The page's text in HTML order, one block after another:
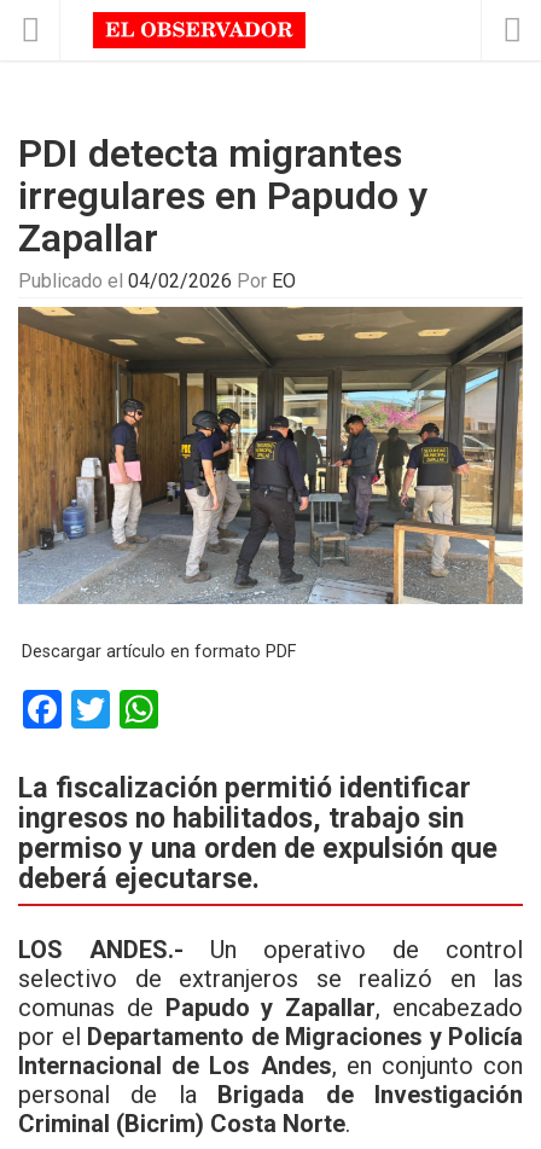
PDI detecta migrantes
irregulares en Papudo y
Zapallar
Publicado el 04/02/2026 Por EO
Descargar artículo en formato PDF
F
ce
b
o
o
T
tt
er
at
s
A
p
p
La fiscalización permitió identificar
ingresos no habilitados, trabajo sin
permiso y una orden de expulsión que
deberá ejecutarse.
LOS ANDES.- Un operativo de control
selectivo de extranjeros se realizó en las
comunas de Papudo y Zapallar, encabezado
por el Departamento de Migraciones y Policía
Internacional de Los Andes, en conjunto con
personal de la Brigada de Investigación
Criminal (Bicrim) Costa Norte.